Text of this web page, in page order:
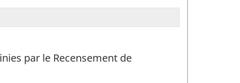
par le Recensement de